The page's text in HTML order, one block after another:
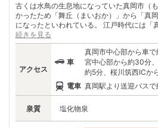
古くは水鳥の生息地になっていた真岡市（
かったため「舞丘（まいおか）」から「真
になったといわれている。 江戸時代には「真岡木綿」の生産地として名
を馳せており、その上質な木綿を求めて江
たそう。また「とちおとめ」に代表される
26年 JAはが野調べ）で、シーズンになる
農 園が賑わう。 そんな真岡市の井頭温泉は地下約1500mから湧き出す天
然温泉だ。数千年前の海水が地熱によって
保温性が持続するのが特徴。太古のお湯に
ンに思いを馳せてみたい。
続きを見る
泉質 塩化物泉
アクセス
車
真岡市中心部から車
宮中心部から約30分
約5分、桜川筑西ICか
電車 真岡駅より送迎バス